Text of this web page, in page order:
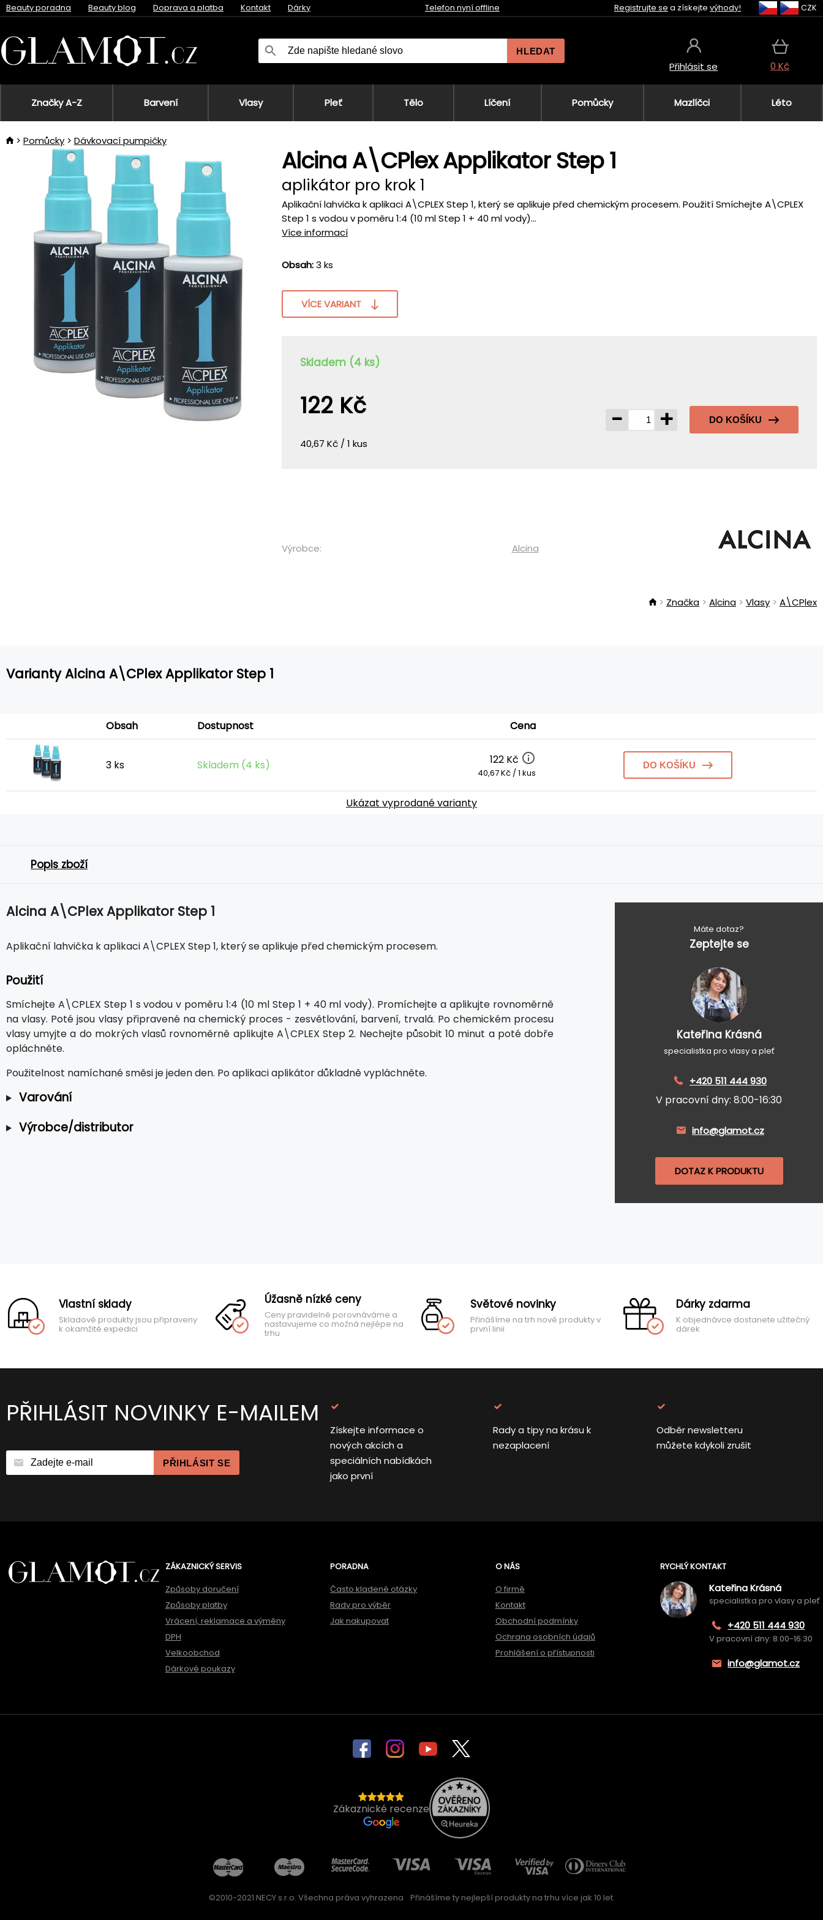
Beauty poradna Beauty blog Doprava a platba Kontakt Dárky Telefon nyní offline Registrujte se a získejte výhody! CZK
HLEDAT
Přihlásit se 0 Kč
Značky A-Z Barvení Vlasy Pleť Tělo Líčení Pomůcky Mazlíčci Léto
Pomůcky Dávkovací pumpičky
Alcina A\CPlex Applikator Step 1
aplikátor pro krok 1
Aplikační lahvička k aplikaci A\CPLEX Step 1, který se aplikuje před chemickým procesem. Použití Smíchejte A\CPLEX
Step 1 s vodou v poměru 1:4 (10 ml Step 1 + 40 ml vody)...
Více informací
Obsah:3 ks
VÍCE VARIANT
Skladem (4 ks)
122 Kč
40,67 Kč / 1 kus
- + DO KOŠÍKU
Výrobce: Alcina
Značka Alcina Vlasy A\CPlex
Varianty Alcina A\CPlex Applikator Step 1
Obsah Dostupnost Cena
3 ks Skladem (4 ks) 122 Kč
40,67 Kč / 1 kus
DO KOŠÍKU
Ukázat vyprodané varianty
Popis zboží
Alcina A\CPlex Applikator Step 1
Aplikační lahvička k aplikaci A\CPLEX Step 1, který se aplikuje před chemickým procesem.
Použití
Smíchejte A\CPLEX Step 1 s vodou v poměru 1:4 (10 ml Step 1 + 40 ml vody). Promíchejte a aplikujte rovnoměrně
na vlasy. Poté jsou vlasy připravené na chemický proces - zesvětlování, barvení, trvalá. Po chemickém procesu
vlasy umyjte a do mokrých vlasů rovnoměrně aplikujte A\CPLEX Step 2. Nechejte působit 10 minut a poté dobře
opláchněte.
Použitelnost namíchané směsi je jeden den. Po aplikaci aplikátor důkladně vypláchněte.
Varování
Výrobce/distributor
Máte dotaz?
Zeptejte se
Kateřina Krásná
specialistka pro vlasy a pleť
+420 511 444 930
V pracovní dny: 8:00-16:30
info@glamot.cz
DOTAZ K PRODUKTU
Vlastní sklady
Skladové produkty jsou připraveny
k okamžité expedici
Úžasně nízké ceny
Ceny pravidelně porovnáváme a
nastavujeme co možná nejlépe na
trhu
Světové novinky
Přinášíme na trh nové produkty v
první linii
Dárky zdarma
K objednávce dostanete užitečný
dárek
PŘIHLÁSIT NOVINKY E-MAILEM
PŘIHLÁSIT SE
Získejte informace o
nových akcích a
speciálních nabídkách
jako první
Rady a tipy na krásu k
nezaplacení
Odběr newsletteru
můžete kdykoli zrušit
ZÁKAZNICKÝ SERVIS
Způsoby doručení
Způsoby platby
Vrácení, reklamace a výměny
DPH
Velkoobchod
Dárkové poukazy
PORADNA
Často kladené otázky
Rady pro výběr
Jak nakupovat
O NÁS
O firmě
Kontakt
Obchodní podmínky
Ochrana osobních údajů
Prohlášení o přístupnosti
RYCHLÝ KONTAKT
Kateřina Krásná
specialistka pro vlasy a pleť
+420 511 444 930
V pracovní dny: 8:00-16:30
info@glamot.cz
Zákaznické recenze
©2010-2021 NECY s.r.o. Všechna práva vyhrazena Přinášíme ty nejlepší produkty na trhu více jak 10 let.